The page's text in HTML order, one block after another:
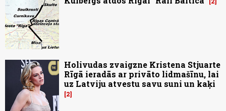
Holivudas zvaigzne Kristena Stjuarte
Rīgā ieradās ar privāto lidmašīnu, lai
uz Latviju atvestu savu suni un kaķi
2